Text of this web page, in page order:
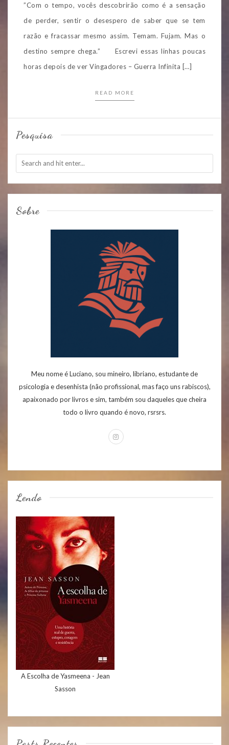
​”Com o tempo, vocês descobrirão como é a sensação
de perder, sentir o desespero de saber que se tem
razão e fracassar mesmo assim. Temam. Fujam. Mas o
destino sempre chega.” Escrevi essas linhas poucas
horas depois de ver Vingadores – Guerra Infinita […]
READ MORE
Pesquisa
Sobre
Meu nome é Luciano, sou mineiro, libriano, estudante de
psicologia e desenhista (não profissional, mas faço uns rabiscos),
apaixonado por livros e sim, também sou daqueles que cheira
todo o livro quando é novo, rsrsrs.
Lendo
A Escolha de Yasmeena - Jean
Sasson